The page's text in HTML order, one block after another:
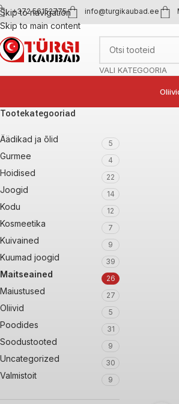
Skip to navigation
Skip to main content
+372 56152775 info@turgikaubad.ee
VALI KATEGOORIA
Tootekategooriad
Äädikad ja õlid 5
Gurmee 4
Hoidised 22
Joogid 14
Kodu 12
Kosmeetika 7
Kuivained 9
Kuumad joogid 39
Maitseained 26
Maiustused 27
Oliivid 5
Poodides 31
Soodustooted 9
Uncategorized 30
Valmistoit 9